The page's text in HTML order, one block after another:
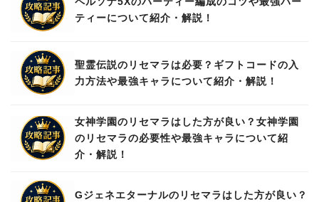
ティーについて紹介・解説！
聖霊伝説のリセマラは必要？ギフトコードの入
力方法や最強キャラについて紹介・解説！
女神学園のリセマラはした方が良い？女神学園
のリセマラの必要性や最強キャラについて紹
介・解説！
Gジェネエターナルのリセマラはした方が良い？